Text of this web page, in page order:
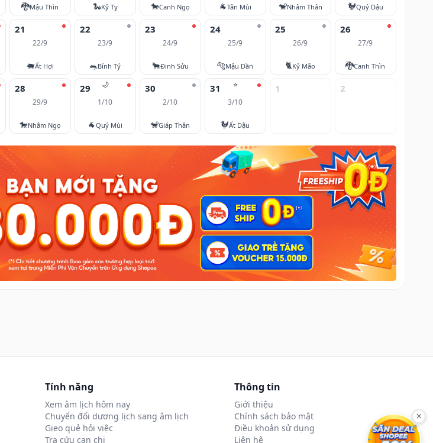
🐉Mậu Thìn 🐍Kỷ Tỵ 🐎Canh Ngọ 🐐Tân Mùi 🐒Nhâm Thân 🐓Quý Dậu
21
22/9
🐖Ất Hợi
22
23/9
🐀Bính Tý
23
24/9
🐂Đinh Sửu
24
25/9
🐅Mậu Dần
25
26/9
🐈Kỷ Mão
26
27/9
🐉Canh Thìn
28
29/9
🐎Nhâm Ngọ
🌙
29
1/10
🐐Quý Mùi
30
2/10
🐒Giáp Thân
⭐
31
3/10
🐓Ất Dậu
1 2
Tính năng
Xem âm lịch hôm nay
Chuyển đổi dương lịch sang âm lịch
Gieo quẻ hỏi việc
Tra cứu can chi
Thông tin
Giới thiệu
Chính sách bảo mật
Điều khoản sử dụng
Liên hệ
×